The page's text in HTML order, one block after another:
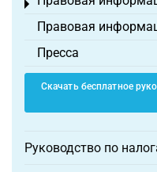
Toggle menu
Правовая
Пресса
Скачать бесплатное
Руководство по